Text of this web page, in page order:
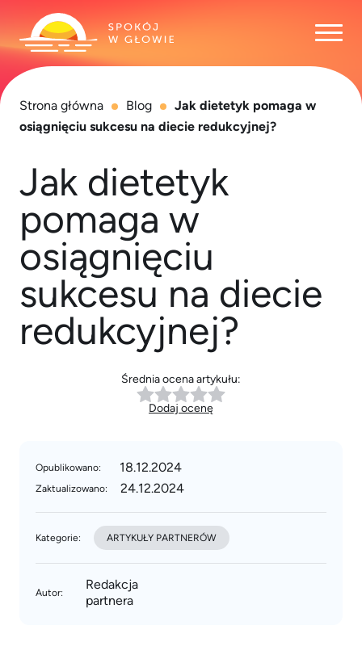
Strona główna Blog
Jak dietetyk pomaga w
osiągnięciu sukcesu na diecie redukcyjnej?
Jak dietetyk
pomaga w
osiągnięciu
sukcesu na diecie
redukcyjnej?
Średnia ocena artykułu:
Dodaj ocenę
Autor:
Redakcja
partnera
Opublikowano: 18.12.2024
Zaktualizowano: 24.12.2024
Kategorie: ARTYKUŁY PARTNERÓW